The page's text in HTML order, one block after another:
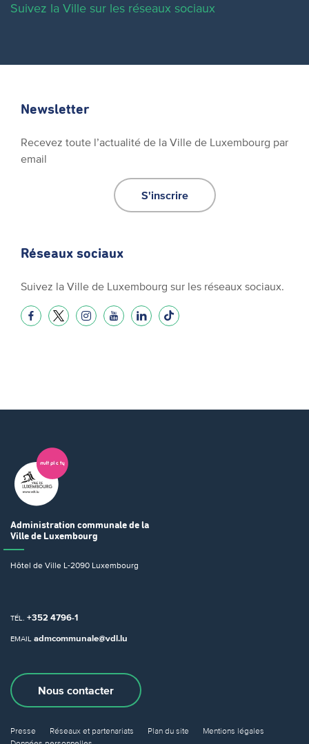
Suivez la Ville sur les réseaux sociaux
Newsletter
Recevez toute l’actualité de la Ville de Luxembourg par
email
S'inscrire
Réseaux sociaux
Suivez la Ville de Luxembourg sur les réseaux sociaux.
Administration communale de la
Ville de Luxembourg
Hôtel de Ville L-2090 Luxembourg
TÉL. +352 4796-1
EMAIL admcommunale@vdl.lu
Nous contacter
Presse Réseaux et partenariats Plan du site
Mentions légales